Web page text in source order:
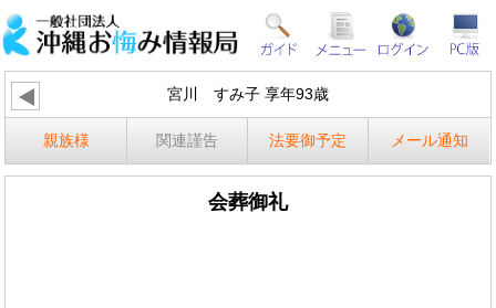
宮川 すみ子 享年93歳
親族様 関連謹告 法要御予定 メール通知
会葬御礼